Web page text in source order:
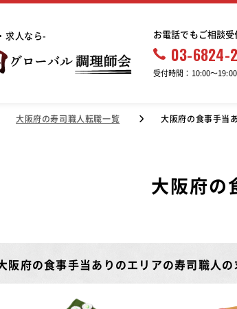
求人なら- お電話でもご相談受
03-6824-
受付時間：10:00〜19:00
大阪府の寿司職人転職一覧 大阪府の食事手当
大阪府の
阪府の食事手当ありのエリアの寿司職人の